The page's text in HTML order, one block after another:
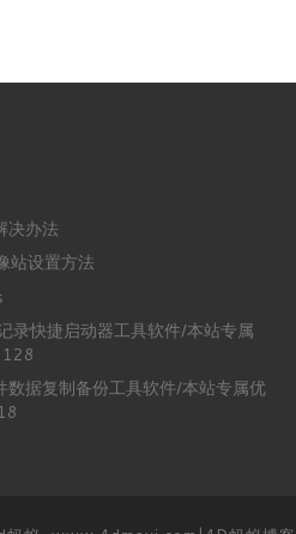
决办法
站设置方法
录快捷启动器工具软件/本站专属
数据复制备份工具软件/本站专属优